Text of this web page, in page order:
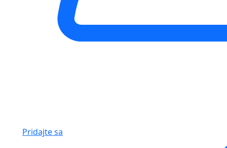
Pridajte sa